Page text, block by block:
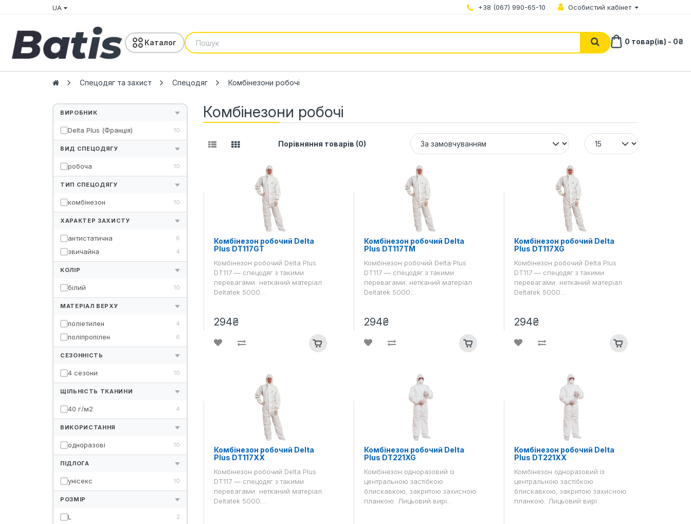
UA +38 (067) 990-65-10 Особистий кабінет
Каталог 0 товар(ів) - 0₴
Спецодяг та захист Спецодяг Комбінезони робочі
ВИРОБНИК
Delta Plus (Франція) 10
ВИД СПЕЦОДЯГУ
робоча 10
ТИП СПЕЦОДЯГУ
комбінезон 10
ХАРАКТЕР ЗАХИСТУ
антистатична 6
звичайна 4
КОЛІР
білий 10
МАТЕРІАЛ ВЕРХУ
поліетилен 4
поліпропілен 6
СЕЗОННІСТЬ
4 сезони 10
ЩІЛЬНІСТЬ ТКАНИНИ
40 г/м2 4
ВИКОРИСТАННЯ
одноразові 10
ПІДЛОГА
унісекс 10
РОЗМІР
L 2
Комбінезони робочі
Порівняння товарів (0)
Комбінезон робочий Delta
Plus DT117GT
Комбінезон робочий Delta Plus
DT117 — спецодяг з такими
перевагами: нетканий матеріал
Deltatek 5000...
294₴
Комбінезон робочий Delta
Plus DT117TM
Комбінезон робочий Delta Plus
DT117 — спецодяг з такими
перевагами: нетканий матеріал
Deltatek 5000...
294₴
Комбінезон робочий Delta
Plus DT117XG
Комбінезон робочий Delta Plus
DT117 — спецодяг з такими
перевагами: нетканий матеріал
Deltatek 5000...
294₴
Комбінезон робочий Delta
Plus DT117XX
Комбінезон робочий Delta Plus
DT117 — спецодяг з такими
перевагами: нетканий матеріал
Deltatek 5000...
Комбінезон робочий Delta
Plus DT221XG
Комбінезон одноразовий із
центральною застібкою
блискавкою, закритою захисною
планкою. Лицьовий вирі..
Комбінезон робочий Delta
Plus DT221XX
Комбінезон одноразовий із
центральною застібкою
блискавкою, закритою захисною
планкою. Лицьовий вирі..